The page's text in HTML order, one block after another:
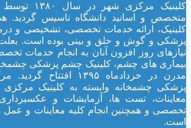
کلینیک
متخصص و اساتید دانشگاه تاسیس گردید.
کلینیک، ارائه خدمات تخصصی، تشخیصی و
پزشکی و گوش و حلق و بینی بوده است. بعلت
نیازهای روز افزون آنان به انجام خدمات
بیماری های چشم، کلینیک چشم پزشکی
مدرن در خردادماه ۱۳۹۵
پزشکی چشمخانه وابسته به کلینیک
معاینات، تست ها، آزمایشات و
تخصصی و همچنین انجام کلیه معاینات و
است.